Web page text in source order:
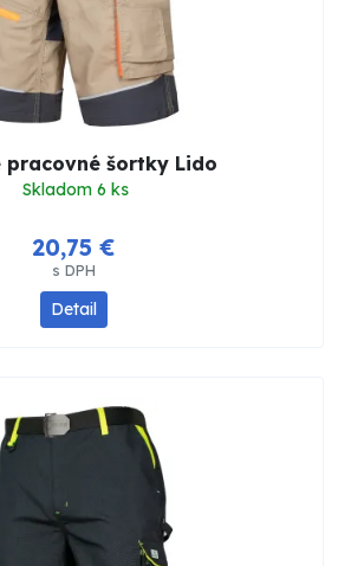
pracovné šortky Lido
Skladom 6 ks
20,75 €
s DPH
Detail